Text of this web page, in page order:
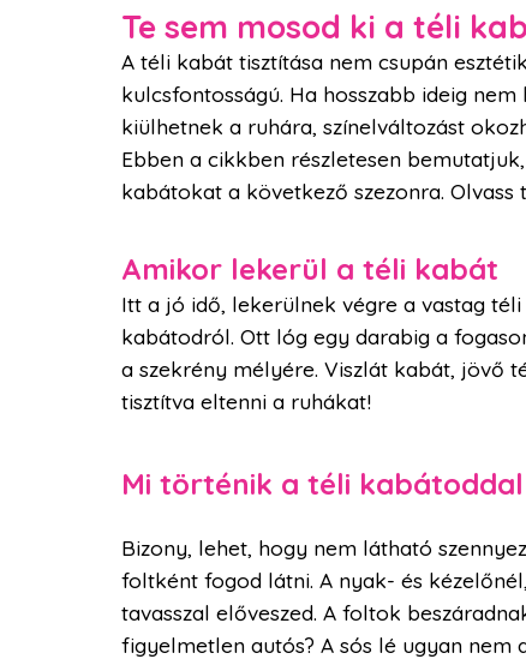
Te sem mosod ki a téli
A téli kabát tisztítása nem csupán
kulcsfontosságú. Ha hosszabb ideig
kiülhetnek a ruhára, színelváltozást
Ebben a cikkben részletesen
kabátokat a következő szezonra.
Amikor lekerül a téli kabát
Itt a jó idő, lekerülnek végre a vastag
kabátodról. Ott lóg egy darabig a
a szekrény mélyére. Viszlát kabát, jövő
tisztítva eltenni a ruhákat!
Mi történik a téli
Bizony, lehet, hogy nem látható
foltként fogod látni. A nyak- és
tavasszal előveszed. A foltok
figyelmetlen autós? A sós lé ugyan nem